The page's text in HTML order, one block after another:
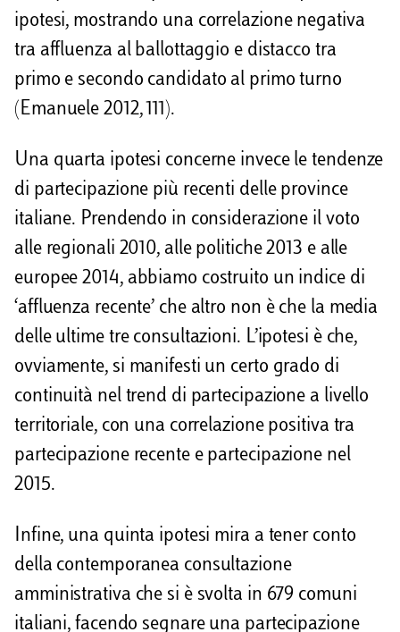
ipotesi, mostrando una correlazione negativa
tra affluenza al ballottaggio e distacco tra
primo e secondo candidato al primo turno
(Emanuele 2012, 111).
Una quarta ipotesi concerne invece le tendenze
di partecipazione più recenti delle province
italiane. Prendendo in considerazione il voto
alle regionali 2010, alle politiche 2013 e alle
europee 2014, abbiamo costruito un indice di
‘affluenza recente’ che altro non è che la media
delle ultime tre consultazioni. L’ipotesi è che,
ovviamente, si manifesti un certo grado di
continuità nel trend di partecipazione a livello
territoriale, con una correlazione positiva tra
partecipazione recente e partecipazione nel
2015.
Infine, una quinta ipotesi mira a tener conto
della contemporanea consultazione
amministrativa che si è svolta in 679 comuni
italiani, facendo segnare una partecipazione